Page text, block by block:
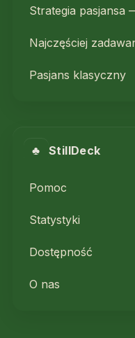
Strategia pasjansa
Najczęściej
Pasjans klasyczny
♣ StillDeck
Pomoc
Statystyki
Dostępność
O nas